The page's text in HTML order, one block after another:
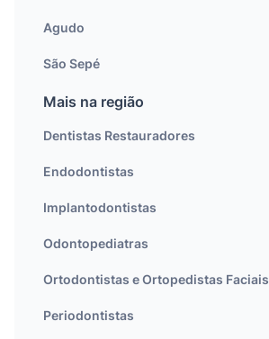
Agudo
São Sepé
Mais na região
Dentistas Restauradores
Endodontistas
Implantodontistas
Odontopediatras
Ortodontistas e Ortopedistas Faciais
Periodontistas